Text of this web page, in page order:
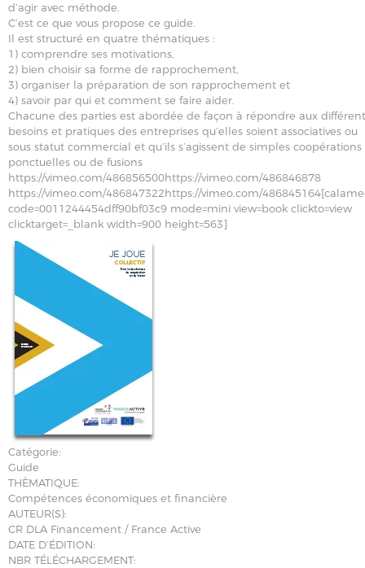
d’agir avec méthode.
C’est ce que vous propose ce guide.
Il est structuré en quatre thématiques :
1) comprendre ses motivations,
2) bien choisir sa forme de rapprochement,
3) organiser la préparation de son rapprochement et
4) savoir par qui et comment se faire aider.
Chacune des parties est abordée de façon à répondre aux
besoins et pratiques des entreprises qu’elles soient associatives ou
sous statut commercial et qu’ils s’agissent de simples coopérations
ponctuelles ou de fusions
https://vimeo.com/486856500https://vimeo.com/486846878
https://vimeo.com/486847322https://vimeo.com/
code=0011244454dff90bf03c9 mode=mini view=book clickto=view
clicktarget=_blank width=900 height=563]
Catégorie:
Guide
THÈMATIQUE:
Compétences économiques et financière
AUTEUR(S):
CR DLA Financement / France Active
DATE D’ÉDITION:
NBR TÉLÉCHARGEMENT: